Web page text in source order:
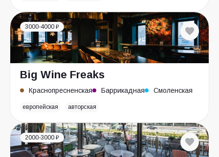
3000-4000 ₽
Big Wine Freaks
Краснопресненская Баррикадная Смоленская
европейская авторская
2000-3000 ₽